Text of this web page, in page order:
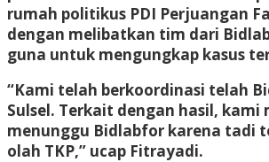
rumah politikus PDI Perjuangan
dengan melibatkan tim dari
guna untuk mengungkap kasus
“Kami telah berkoordinasi telah
Sulsel. Terkait dengan hasil, kami
menunggu Bidlabfor karena tadi
olah TKP,” ucap Fitrayadi.